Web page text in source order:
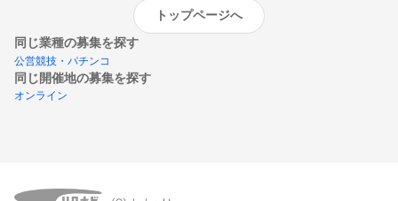
トップページへ
同じ業種の募集を探す
公営競技・パチンコ
同じ開催地の募集を探す
オンライン